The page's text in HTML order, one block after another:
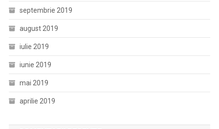
septembrie 2019
august 2019
iulie 2019
iunie 2019
mai 2019
aprilie 2019